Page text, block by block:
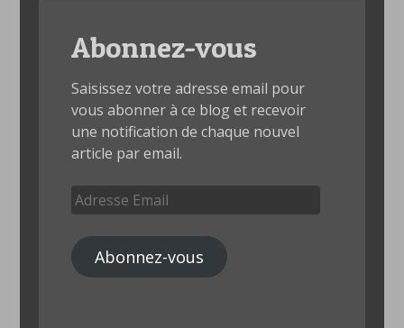
Abonnez-vous
Saisissez votre adresse email pour
vous abonner à ce blog et recevoir
une notification de chaque nouvel
article par email.
Adresse
Email
Abonnez-vous